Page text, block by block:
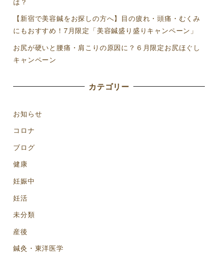
【新宿で美容鍼をお探しの方へ】目の疲れ・頭痛・むくみ
にもおすすめ！7月限定「美容鍼盛り盛りキャンペーン」
お尻が硬いと腰痛・肩こりの原因に？６月限定お尻ほぐし
キャンペーン
カテゴリー
お知らせ
コロナ
ブログ
健康
妊娠中
妊活
未分類
産後
鍼灸・東洋医学